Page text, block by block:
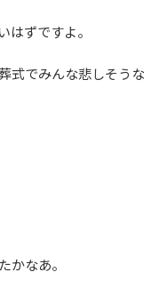
はずですよ。
式でみんな悲しそう
かなあ。